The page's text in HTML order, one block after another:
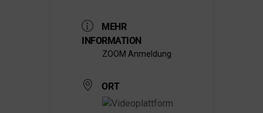
MEHR
INFORMATION
ZOOM Anmeldung
ORT